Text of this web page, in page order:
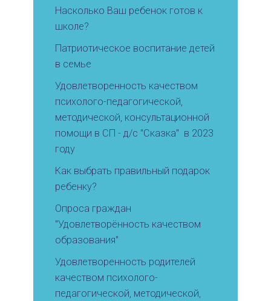
Насколько Ваш ребенок готов к
школе?
Патриотическое воспитание детей
в семье
Удовлетворенность качеством
психолого-педагогической,
методической, консультационной
помощи в СП - д/с "Сказка" в 2023
году
Как выбрать правильный подарок
ребенку?
Опроса граждан
"Удовлетворённость качеством
образования"
Удовлетворенность родителей
качеством психолого-
педагогической, методической,